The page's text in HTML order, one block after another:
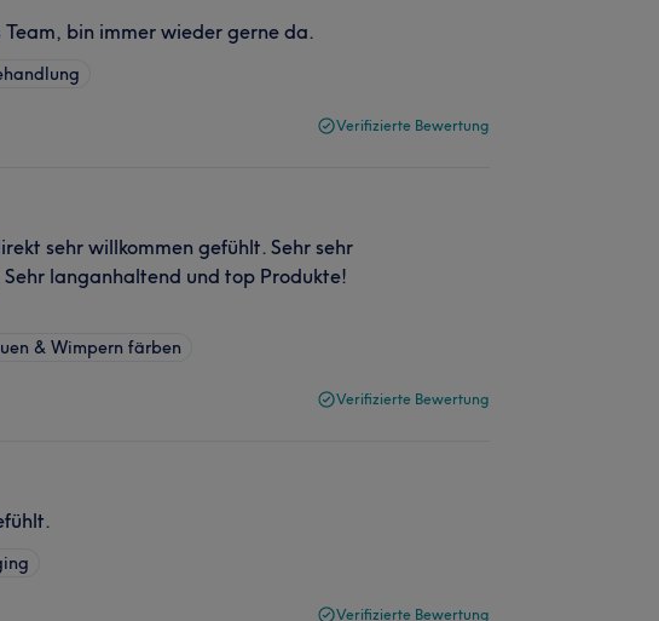
bin immer wieder gerne da.
Verifizierte Bewertung
sehr willkommen gefühlt. Sehr sehr
langanhaltend und top Produkte!
& Wimpern färben
Verifizierte Bewertung
Verifizierte Bewertung